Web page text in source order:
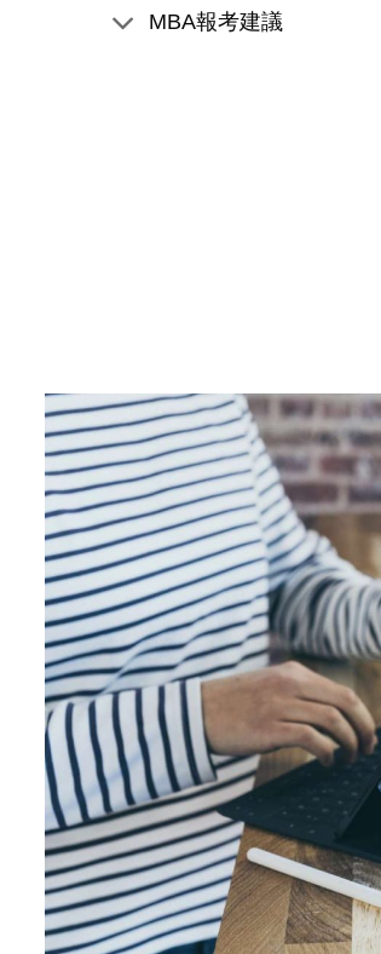
MBA報考建議